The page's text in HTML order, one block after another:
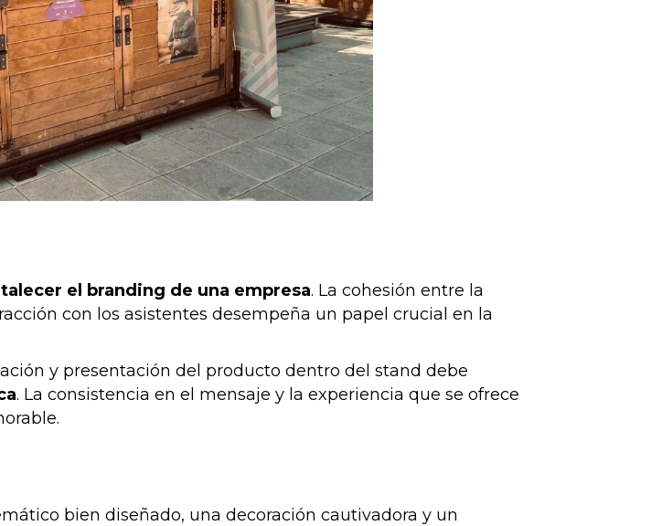
el branding de una empresa. La cohesión entre la
con los asistentes desempeña un papel crucial en la
y presentación del producto dentro del stand debe
. La consistencia en el mensaje y la experiencia que se ofrece
bien diseñado, una decoración cautivadora y un